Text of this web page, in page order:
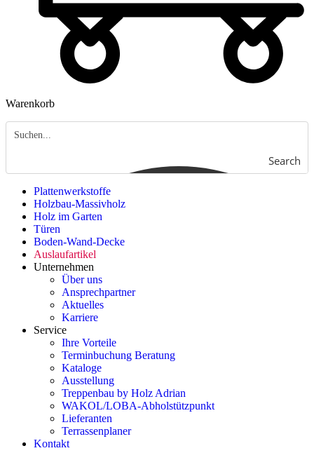
Warenkorb
Search
Plattenwerkstoffe
Holzbau-Massivholz
Holz im Garten
Türen
Boden-Wand-Decke
Auslaufartikel
Unternehmen
Über uns
Ansprechpartner
Aktuelles
Karriere
Service
Ihre Vorteile
Terminbuchung Beratung
Kataloge
Ausstellung
Treppenbau by Holz Adrian
WAKOL/LOBA-Abholstützpunkt
Lieferanten
Terrassenplaner
Kontakt